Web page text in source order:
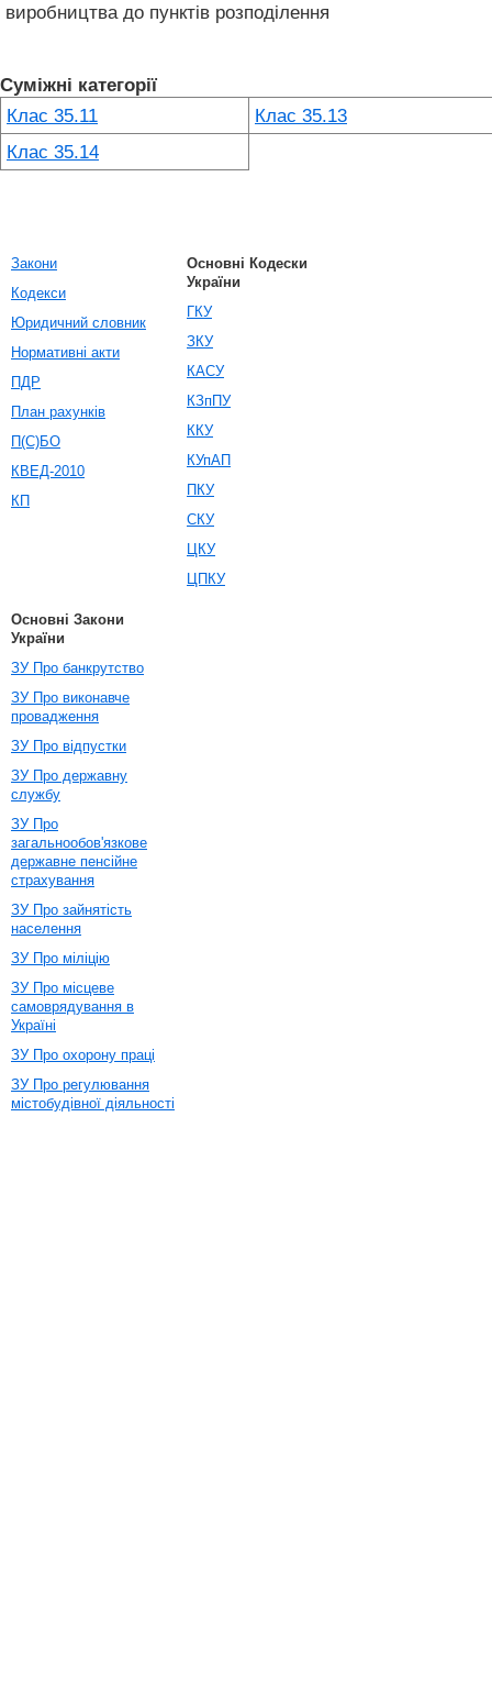
виробництва до пунктів розподілення
Суміжні категорії
Клас 35.11
Клас 35.13
Клас 35.14
Закони
Кодекси
Юридичний словник
Нормативні акти
ПДР
План рахунків
П(С)БО
КВЕД-2010
КП
Основні Кодески
України
ГКУ
ЗКУ
КАСУ
КЗпПУ
ККУ
КУпАП
ПКУ
СКУ
ЦКУ
ЦПКУ
Основні Закони
України
ЗУ Про банкрутство
ЗУ Про виконавче
провадження
ЗУ Про відпустки
ЗУ Про державну
службу
ЗУ Про
загальнообов'язкове
державне пенсійне
страхування
ЗУ Про зайнятість
населення
ЗУ Про міліцію
ЗУ Про місцеве
самоврядування в
Україні
ЗУ Про охорону праці
ЗУ Про регулювання
містобудівної діяльності